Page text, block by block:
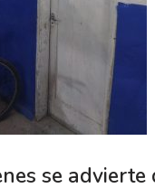
se advierte